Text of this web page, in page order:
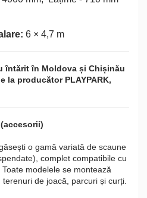
6 × 4,7 m
întărit în Moldova și Chișinău
producător PLAYPARK,
o gamă variată de scaune
complet compatibile cu
modelele se montează
de joacă, parcuri și curți.